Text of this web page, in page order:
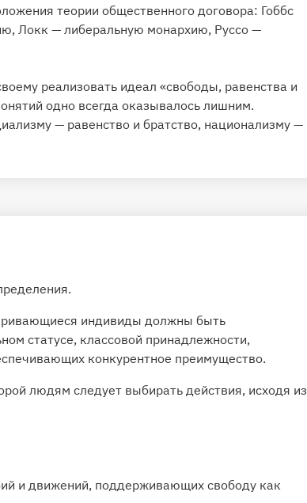
теории общественного договора: Гоббс
Локк — либеральную монархию, Руссо —
реализовать идеал «свободы, равенства и
одно всегда оказывалось лишним.
— равенство и братство, национализму —
индивиды должны быть
статусе, классовой принадлежности,
конкурентное преимущество.
людям следует выбирать действия, исходя из
и движений, поддерживающих свободу как